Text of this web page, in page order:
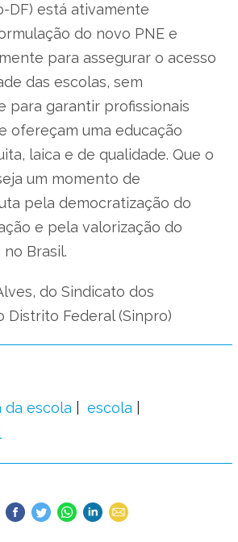
DF) está ativamente
do novo PNE e
para assegurar o acesso
das escolas, sem
para garantir profissionais
ofereçam uma educação
laica e de qualidade. Que o
um momento de
pela democratização do
e pela valorização do
Brasil.
do Sindicato dos
Distrito Federal (Sinpro)
da escola
escola